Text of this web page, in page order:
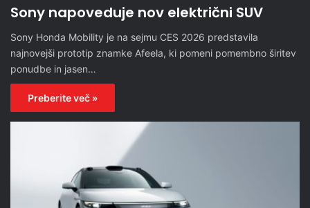
Sony napoveduje nov električni SUV
Sony Honda Mobility je na sejmu CES 2026 predstavila
najnovejši prototip znamke Afeela, ki pomeni pomembno širitev
ponudbe in jasen…
Preberite več »